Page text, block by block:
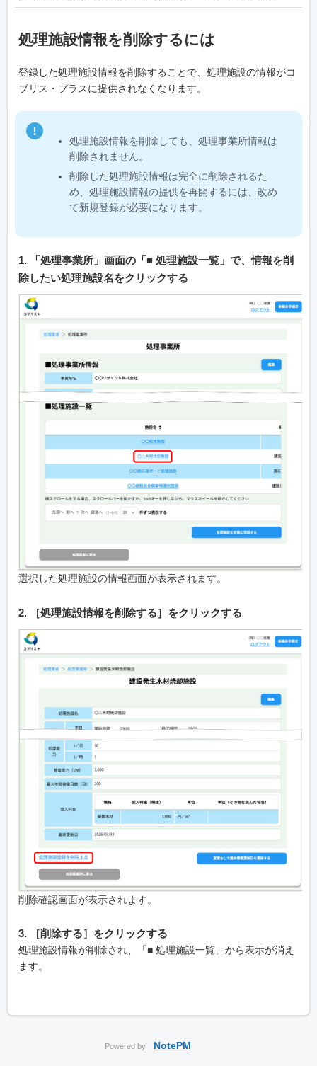
処理施設情報を削除するには
登録した処理施設情報を削除することで、処理施設の情報がコ
ブリス・プラスに提供されなくなります。
処理施設情報を削除しても、処理事業所情報は
削除されません。
削除した処理施設情報は完全に削除されるた
め、処理施設情報の提供を再開するには、改め
て新規登録が必要になります。
1. 「処理事業所」画面の「■ 処理施設一覧」で、情報を削
除したい処理施設名をクリックする
選択した処理施設の情報画面が表示されます。
2. ［処理施設情報を削除する］をクリックする
削除確認画面が表示されます。
3. ［削除する］をクリックする
処理施設情報が削除され、「■ 処理施設一覧」から表示が消え
ます。
Powered by NotePM